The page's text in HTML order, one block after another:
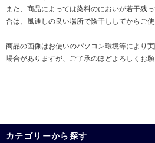
また、商品によっては染料のにおいが若干残
合は、風通しの良い場所で陰干ししてからご使
商品の画像はお使いのパソコン環境等により
場合がありますが、ご了承のほどよろしくお願
カテゴリーから探す